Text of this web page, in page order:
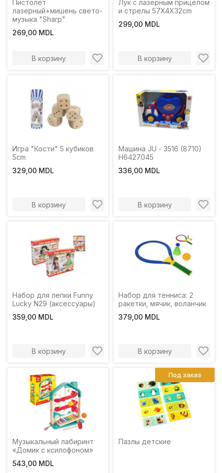
Пистолет
лазерный+мишень свето-
музыка "Sharp"
269,00 MDL
В корзину
Лук с лазерным прицелом
и стрелы 57X4X32cm
299,00 MDL
В корзину
Игра "Кости" 5 кубиков
5cm
329,00 MDL
В корзину
Машина JU - 3516 (8710)
H6427045
336,00 MDL
В корзину
Набор для лепки Funny
Lucky N29 (аксессуары)
359,00 MDL
В корзину
Набор для тенниса: 2
ракетки, мячик, воланчик
379,00 MDL
В корзину
Музыкальный лабиринт
«Домик с ксилофоном»
543,00 MDL
Пазлы детские
-19%
Под заказ